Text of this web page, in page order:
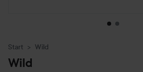
Start Wild
Wild